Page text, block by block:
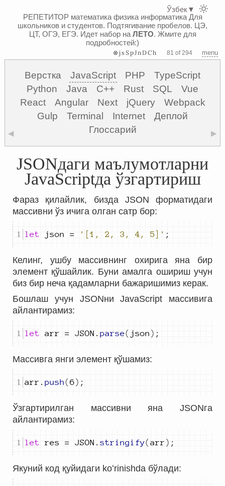
РЕПЕТИТОР математика физика информатикаДля
школьников и студентов. Подтягивание пробелов. ЦЭ,
ЦТ, ОГЭ, ЕГЭ. Идет набор на ЛЕТО. Жмите для
подробностей:)
⊗jsSpJnDCh 81 of 294 menu
Верстка JavaScript PHP
TypeScript
Python
Java C++ Rust SQL
Vue
React
Angular Next jQuery
Webpack
Gulp
Terminal Internet
Деплой
Глоссарий
◀ ▶
JSONдаги маълумотларни
JavaScriptда ўзгартириш
Фараз қилайлик, бизда JSON форматидаги
массивни ўз ичига олган сатр бор:
let json = '[1, 2, 3, 4, 5]' ;
Келинг, ушбу массивнинг охирига яна бир
элемент қўшайлик. Буни амалга ошириш учун
биз бир неча қадамларни бажаришимиз керак.
Бошлаш учун JSONни JavaScript массивига
айлантирамиз:
let arr = JSON . parse( json ) ;
Массивга янги элемент қўшамиз:
arr . push( 6) ;
Ўзгартирилган массивни яна JSONга
айлантирамиз:
let res = JSON . stringify( arr ) ;
Якуний код қуйидаги koʻrinishda бўлади:
Ўзбек▼